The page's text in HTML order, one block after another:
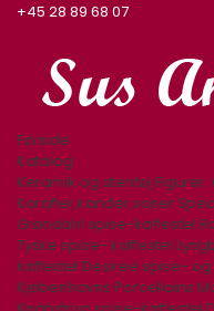
+45 28 89 68 07
Forside
Katalog
Keramik og stentøj Figurer.
Karafler,kander,vaser
Grøndahl spise-kaffestel
Tyske spise- kaffestel
kaffestel Desiree spise-
Kjøbenhavns Porcellains